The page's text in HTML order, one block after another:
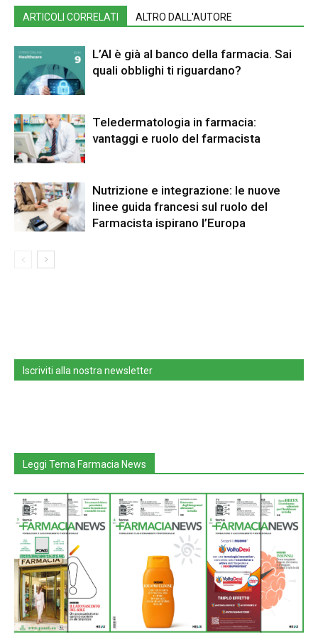
ARTICOLI CORRELATI ALTRO DALL'AUTORE
L’AI è già al banco della farmacia. Sai
quali obblighi ti riguardano?
Teledermatologia in farmacia:
vantaggi e ruolo del farmacista
Nutrizione e integrazione: le nuove
linee guida francesi sul ruolo del
Farmacista ispirano l’Europa
Iscriviti alla nostra newsletter
Leggi Tema Farmacia News